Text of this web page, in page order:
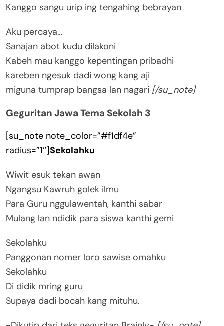
Kanggo sangu urip ing tengahing bebrayan
Aku percaya…
Sanajan abot kudu dilakoni
Kabeh mau kanggo kepentingan pribadhi
kareben ngesuk dadi wong kang aji
miguna tumprap bangsa lan nagari [/su_note]
Geguritan Jawa Tema Sekolah 3
[su_note note_color=”#f1df4e”
radius=”1″]Sekolahku
Wiwit esuk tekan awan
Ngangsu Kawruh golek ilmu
Para Guru nggulawentah, kanthi sabar
Mulang lan ndidik para siswa kanthi gemi
Sekolahku
Panggonan nomer loro sawise omahku
Sekolahku
Di didik mring guru
Supaya dadi bocah kang mituhu.